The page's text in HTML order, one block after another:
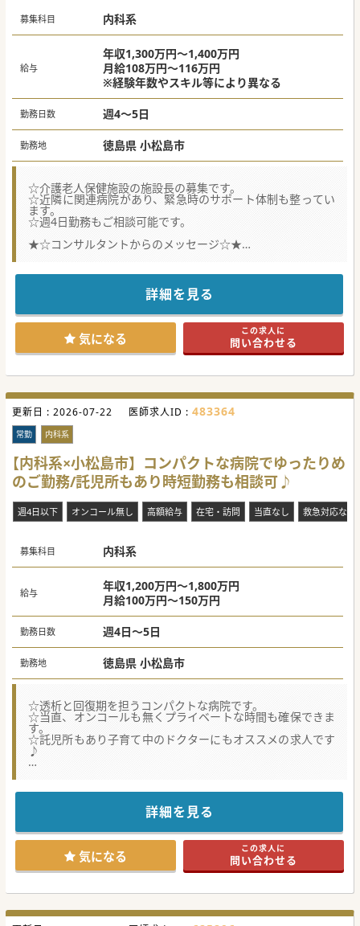
募集科目 内科系
給与
年収1,300万円～1,400万円
月給108万円～116万円
※経験年数やスキル等により異なる
勤務日数 週4～5日
勤務地 徳島県 小松島市
☆介護老人保健施設の施設長の募集です。
☆近隣に関連病院があり、緊急時のサポート体制も整ってい
ます。
☆週4日勤務もご相談可能です。
★☆コンサルタントからのメッセージ☆★
です。
施設前にバス停がございますので、公共交通機関でのご通勤
ご興味がございましたら、お気軽にお問い合わせください。
#秋入職可
詳細を見る
気になる この求人に
問い合わせる
更新日 : 2026-07-22 医師求人ID : 483364
常勤 内科系
【内科系×小松島市】コンパクトな病院でゆったりめ
のご勤務/託児所もあり時短勤務も相談可♪
週4日以下 オンコール無し 高額給与 在宅・訪問 当直なし 救急対応なし
募集科目 内科系
給与
年収1,200万円～1,800万円
月給100万円～150万円
勤務日数 週4日～5日
勤務地 徳島県 小松島市
☆透析と回復期を担うコンパクトな病院です。
☆当直、オンコールも無くプライベートな時間も確保できま
す。
☆託児所もあり子育て中のドクターにもオススメの求人です
♪
の立地です。
勤務時間についてもある程度相談が可能で、時短勤務も可能
自分の時間も確保しつつ、働きたいドクターにオススメの求
人です♪
#秋入職可
詳細を見る
気になる この求人に
問い合わせる